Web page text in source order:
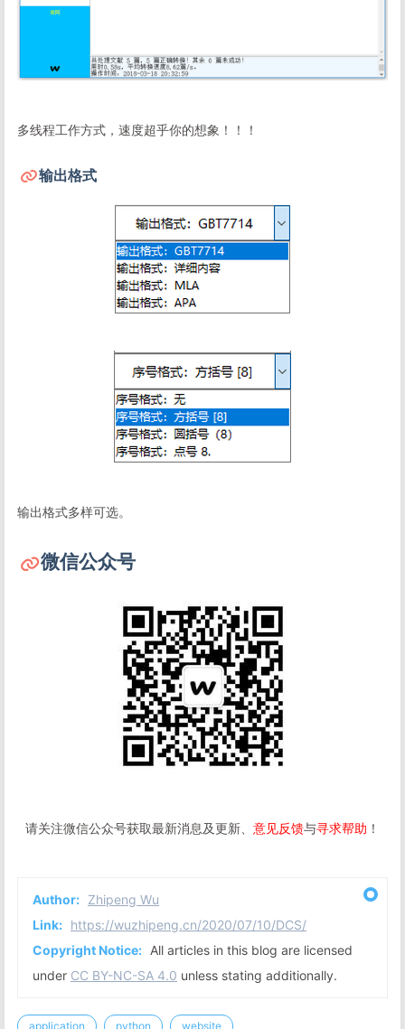
多线程工作方式，速度超乎你的想象！！！
输出格式
输出格式多样可选。
微信公众号
请关注微信公众号获取最新消息及更新、 意见反馈与寻求帮助 ！
Author: Zhipeng Wu
Link: https://wuzhipeng.cn/2020/07/10/DCS/
Copyright Notice: All articles in this blog are licensed
under CC BY-NC-SA 4.0 unless stating additionally.
application python website